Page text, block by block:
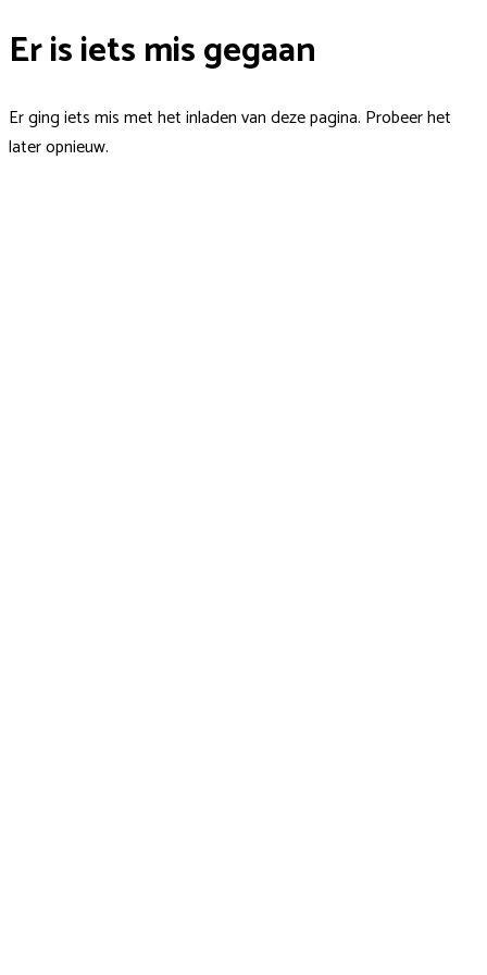
Er is iets mis gegaan
Er ging iets mis met het inladen van deze pagina. Probeer het
later opnieuw.